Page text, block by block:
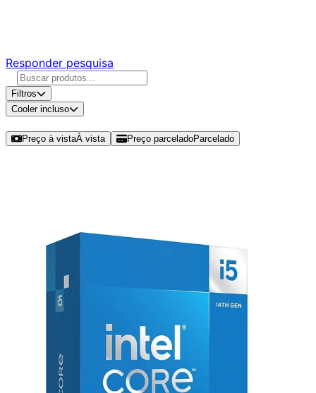
Responder pesquisa
Filtros
Cooler incluso
Preço à vistaÀ vista Preço parceladoParcelado